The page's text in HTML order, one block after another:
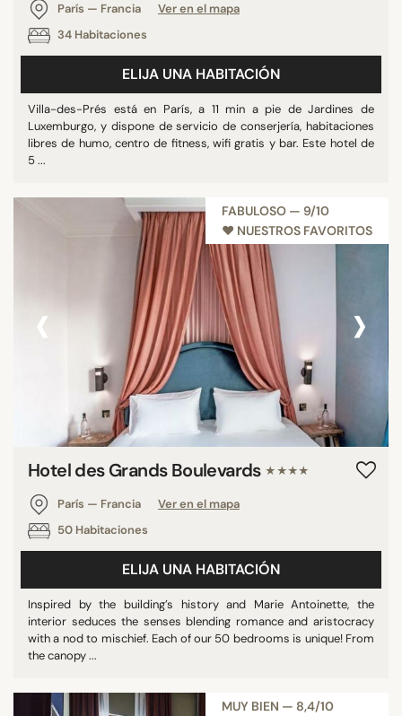
París — Francia
Ver en el mapa
34 Habitaciones
ELIJA UNA HABITACIÓN
Villa-des-Prés está en París, a 11 min a pie de Jardines de
Luxemburgo, y dispone de servicio de conserjería, habitaciones
libres de humo, centro de fitness, wifi gratis y bar. Este hotel de
5 ...
FABULOSO — 9/10
♥︎ NUESTROS FAVORITOS
‹ ›
Hotel des Grands Boulevards ★★★★
París — Francia
Ver en el mapa
50 Habitaciones
ELIJA UNA HABITACIÓN
Inspired by the building’s history and Marie Antoinette, the
interior seduces the senses blending romance and aristocracy
with a nod to mischief. Each of our 50 bedrooms is unique! From
the canopy ...
MUY BIEN — 8,4/10